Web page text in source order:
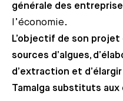
générale des
l’économie.
L’objectif de son
sources d’algues,
d’extraction et
Tamalga substituts